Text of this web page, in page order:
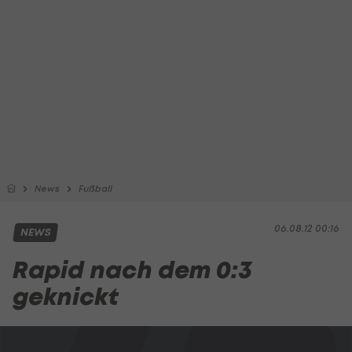
News Fußball
06.08.12 00:16
NEWS
Rapid nach dem 0:3
geknickt